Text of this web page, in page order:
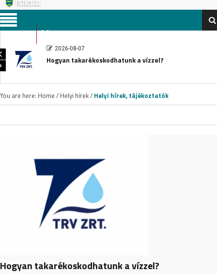
Menu
2026-08-07
Hogyan takarékoskodhatunk a vízzel?
You are here: Home / Helyi hírek / Helyi hírek, tájékoztatók
Hogyan takarékoskodhatunk a vízzel?